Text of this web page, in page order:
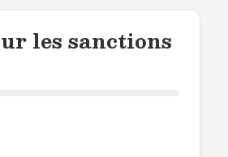
les sanctions